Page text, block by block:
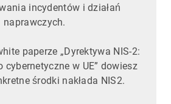
incydentów i działań
naprawczych.
paperze „Dyrektywa NIS-2:
cybernetyczne w UE” dowiesz
środki nakłada NIS2.